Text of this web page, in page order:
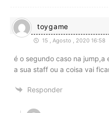
toygame
15 , Agosto , 2020 16:58
é o segundo caso na
a sua staff ou a coisa vai
Responder